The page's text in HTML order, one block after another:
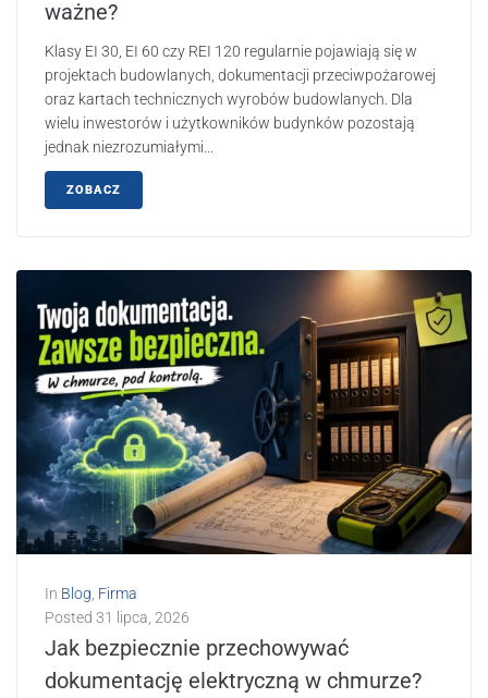
ważne?
Klasy EI 30, EI 60 czy REI 120 regularnie pojawiają się w
projektach budowlanych, dokumentacji przeciwpożarowej
oraz kartach technicznych wyrobów budowlanych. Dla
wielu inwestorów i użytkowników budynków pozostają
jednak niezrozumiałymi...
ZOBACZ
In Blog Firma
Posted 31 lipca, 2026
Jak bezpiecznie przechowywać
dokumentację elektryczną w chmurze?